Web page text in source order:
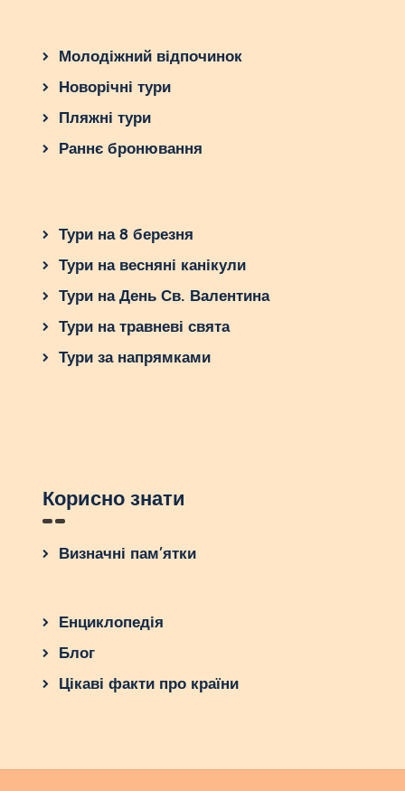
Молодіжний відпочинок
Новорічні тури
Пляжні тури
Раннє бронювання
Тури на 8 березня
Тури на весняні канікули
Тури на День Св. Валентина
Тури на травневі свята
Тури за напрямками
Корисно знати
Визначні пам’ятки
Енциклопедія
Блог
Цікаві факти про країни